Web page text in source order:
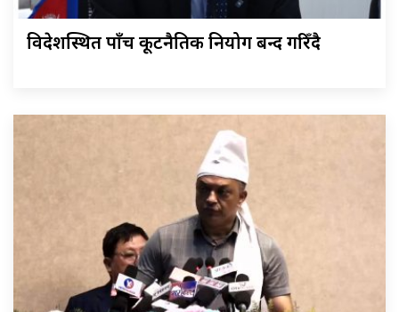
विदेशस्थित पाँच कूटनैतिक नियोग बन्द गरिँदै